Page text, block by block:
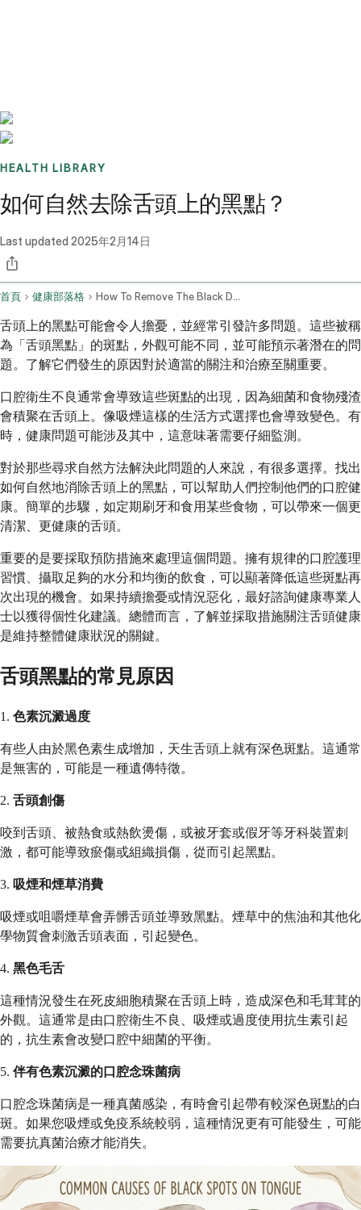
HEALTH LIBRARY
如何自然去除舌頭上的黑點？
Last updated 2025年2月14日
首頁 健康部落格 How To Remove The Black Dots On The Tongue Naturally
舌頭上的黑點可能會令人擔憂，並經常引發許多問題。這些被稱
為「舌頭黑點」的斑點，外觀可能不同，並可能預示著潛在的問
題。了解它們發生的原因對於適當的關注和治療至關重要。
口腔衛生不良通常會導致這些斑點的出現，因為細菌和食物殘渣
會積聚在舌頭上。像吸煙這樣的生活方式選擇也會導致變色。有
時，健康問題可能涉及其中，這意味著需要仔細監測。
對於那些尋求自然方法解決此問題的人來說，有很多選擇。找出
如何自然地消除舌頭上的黑點，可以幫助人們控制他們的口腔健
康。簡單的步驟，如定期刷牙和食用某些食物，可以帶來一個更
清潔、更健康的舌頭。
重要的是要採取預防措施來處理這個問題。擁有規律的口腔護理
習慣、攝取足夠的水分和均衡的飲食，可以顯著降低這些斑點再
次出現的機會。如果持續擔憂或情況惡化，最好諮詢健康專業人
士以獲得個性化建議。總體而言，了解並採取措施關注舌頭健康
是維持整體健康狀況的關鍵。
舌頭黑點的常見原因
1. 色素沉澱過度
有些人由於黑色素生成增加，天生舌頭上就有深色斑點。這通常
是無害的，可能是一種遺傳特徵。
2. 舌頭創傷
咬到舌頭、被熱食或熱飲燙傷，或被牙套或假牙等牙科裝置刺
激，都可能導致瘀傷或組織損傷，從而引起黑點。
3. 吸煙和煙草消費
吸煙或咀嚼煙草會弄髒舌頭並導致黑點。煙草中的焦油和其他化
學物質會刺激舌頭表面，引起變色。
4. 黑色毛舌
這種情況發生在死皮細胞積聚在舌頭上時，造成深色和毛茸茸的
外觀。這通常是由口腔衛生不良、吸煙或過度使用抗生素引起
的，抗生素會改變口腔中細菌的平衡。
5. 伴有色素沉澱的口腔念珠菌病
口腔念珠菌病是一種真菌感染，有時會引起帶有較深色斑點的白
斑。如果您吸煙或免疫系統較弱，這種情況更有可能發生，可能
需要抗真菌治療才能消失。